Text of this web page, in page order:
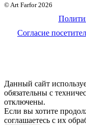
© Art Farfor 2026
Согласие
Данный сайт
обязательны с
отключены.
Если вы хотите
соглашаетесь с их